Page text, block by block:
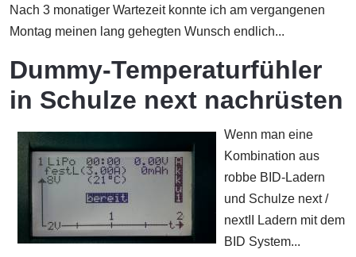
Nach 3 monatiger Wartezeit konnte ich am vergangenen
Montag meinen lang gehegten Wunsch endlich...
Dummy-Temperaturfühler
in Schulze next nachrüsten
Wenn man eine
Kombination aus
robbe BID-Ladern
und Schulze next /
nextII Ladern mit dem
BID System...